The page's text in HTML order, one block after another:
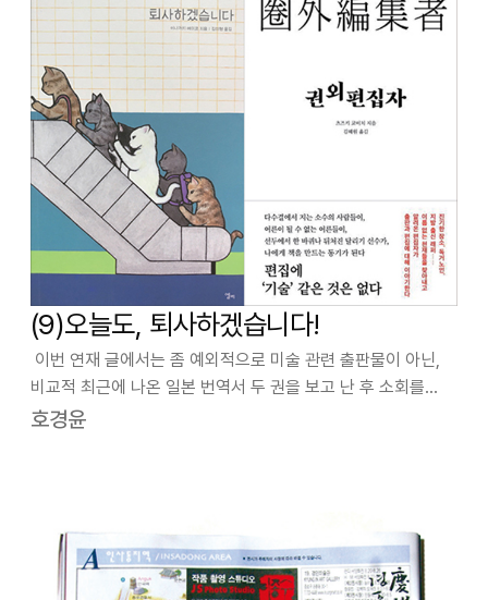
(9)오늘도, 퇴사하겠습니다!
이번 연재 글에서는 좀 예외적으로 미술 관련 출판물이 아닌,
비교적 최근에 나온 일본 번역서 두 권을 보고 난 후 소회를
적어 보고자 한다. 첫 번째 책은 이나가키 에미코가 지은
호경윤